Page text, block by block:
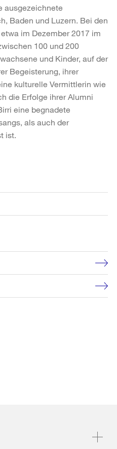
ausgezeichnete
Baden und Luzern. Bei den
im Dezember 2017 im
100 und 200
und Kinder, auf der
Begeisterung, ihrer
kulturelle Vermittlerin wie
die Erfolge ihrer Alumni
eine begnadete
als auch der
ist.